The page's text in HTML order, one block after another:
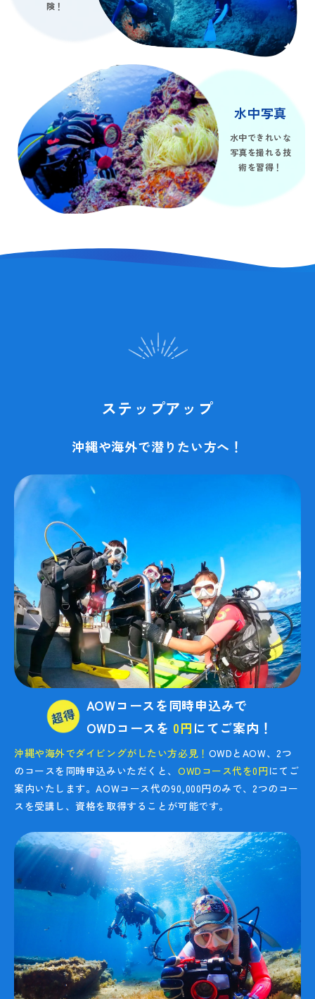
険！
水中写真
水中できれいな
写真を撮れる技
術を習得！
ステップアップ
沖縄や海外で潜りたい方へ！
AOWコースを同時申込みで
OWDコースを 0円にてご案内！
沖縄や海外でダイビングがしたい方必見！ OWDとAOW、2つ
のコースを同時申込みいただくと、 OWDコース代を0円にてご
案内いたします。AOWコース代の90,000円のみで、2つのコー
スを受講し、資格を取得することが可能です。